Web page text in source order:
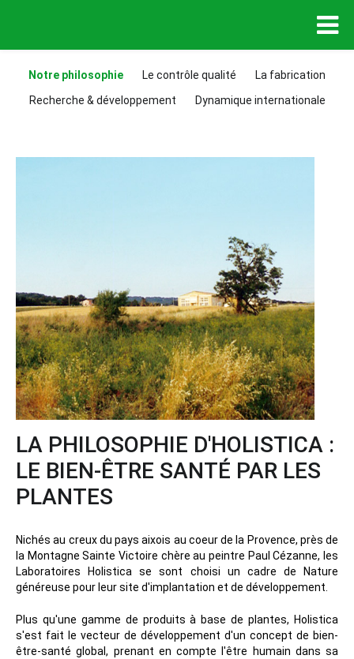
Notre philosophie Le contrôle qualité
La fabrication
Recherche & développement
Dynamique internationale
LA PHILOSOPHIE D'HOLISTICA :
LE BIEN-ÊTRE SANTÉ PAR LES
PLANTES
Nichés au creux du pays aixois au coeur de la Provence, près de
la Montagne Sainte Victoire chère au peintre Paul Cézanne, les
Laboratoires Holistica se sont choisi un cadre de Nature
généreuse pour leur site d'implantation et de développement.
Plus qu'une gamme de produits à base de plantes, Holistica
s'est fait le vecteur de développement d'un concept de bien-
être-santé global, prenant en compte l'être humain dans sa